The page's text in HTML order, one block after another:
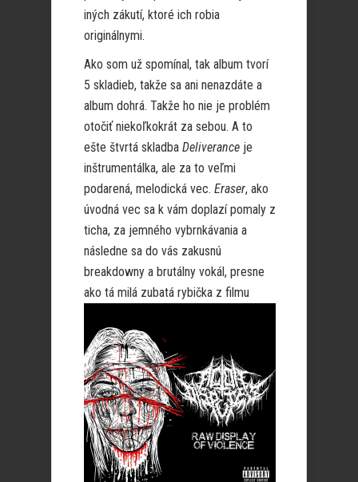
iných zákutí, ktoré ich robia
originálnymi.
Ako som už spomínal, tak album tvorí
5 skladieb, takže sa ani nenazdáte a
album dohrá. Takže ho nie je problém
otočiť niekoľkokrát za sebou. A to
ešte štvrtá skladba Deliverance je
inštrumentálka, ale za to veľmi
podarená, melodická vec. Eraser, ako
úvodná vec sa k vám doplazí pomaly z
ticha, za jemného vybrnkávania a
následne sa do vás zakusnú
breakdowny a brutálny vokál, presne
ako tá milá zubatá rybička z filmu